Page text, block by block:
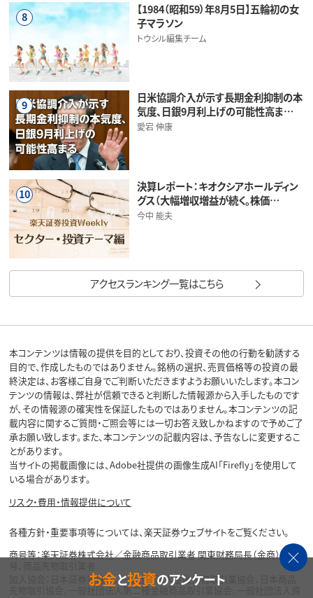
8
【1984（昭和59）年8月5日】五輪初の女
子マラソン
トウシル編集チーム
9
日米協調介入が示す長期金利抑制の本
気度、日銀9月利上げの可能性高ま…
愛宕 伸康
10
決算レポート：キオクシアホールディン
グス（大幅増収増益が続く。株価…
今中 能夫
アクセスランキング一覧はこちら
本コンテンツは情報の提供を目的としており、投資その他の行動を勧誘する
目的で、作成したものではありません。銘柄の選択、売買価格等の投資の最
終決定は、お客様ご自身でご判断いただきますようお願いいたします。本コン
テンツの情報は、弊社が信頼できると判断した情報源から入手したものです
が、その情報源の確実性を保証したものではありません。本コンテンツの記
載内容に関するご質問・ご照会等には一切お答え致しかねますので予めご了
承お願い致します。また、本コンテンツの記載内容は、予告なしに変更するこ
とがあります。
当サイトの掲載画像には、Adobe社提供の画像生成AI「Firefly」を使用して
いる場合があります。
リスク・費用・情報提供について
各種方針・重要事項等については、楽天証券ウェブサイトをご覧ください。
商号等：楽天証券株式会社／金融商品取引業者 関東財務局長（金商）第195
加入協会：日本証券業協会、一般社団法人金融先物取引業協会、日本商品
先物取引協会、一般社団法人第二種金融商品取引業協会、一般社団法人資
お金と投資のアンケート